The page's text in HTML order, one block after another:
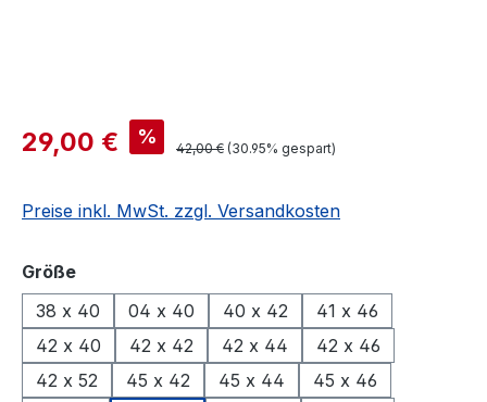
29,00 € %
42,00 € (30.95% gespart)
Preise inkl. MwSt. zzgl. Versandkosten
Größeauswählen
38 x 40
04 x 40 40 x 42
41 x 46
42 x 40
42 x 42 42 x 44
42 x 46
42 x 52
45 x 42 45 x 44
45 x 46